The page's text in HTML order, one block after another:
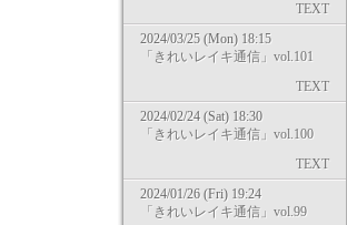
TEXT
2024/03/25 (Mon) 18:15
「きれいレイキ通信」vol.101
TEXT
2024/02/24 (Sat) 18:30
「きれいレイキ通信」vol.100
TEXT
2024/01/26 (Fri) 19:24
「きれいレイキ通信」vol.99